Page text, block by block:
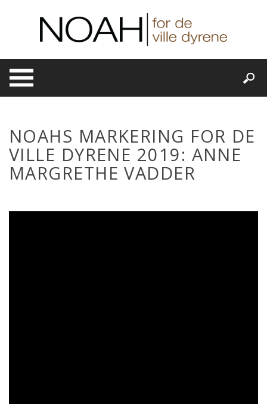
NOAHS MARKERING FOR DE
VILLE DYRENE 2019: ANNE
MARGRETHE VADDER